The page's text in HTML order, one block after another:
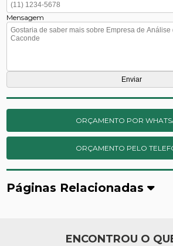
Mensagem
ORÇAMENTO POR
ORÇAMENTO PELO
Páginas Relacionadas
ENCONTROU O